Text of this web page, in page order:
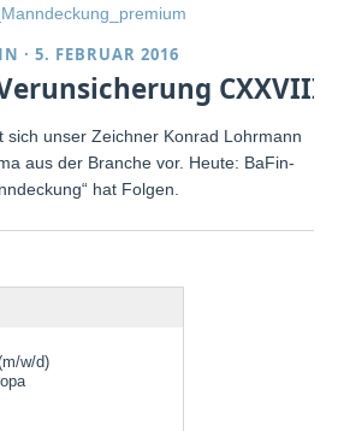
·5. FEBRUAR 2016
CXXVIII
sich unser Zeichner Konrad Lohrmann
aus der Branche vor. Heute: BaFin-
hat Folgen.
w/d)